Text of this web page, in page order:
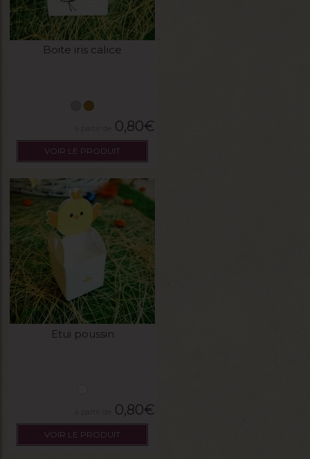
Boite iris calice
0,80€
VOIR LE PRODUIT
Etui poussin
0,80€
VOIR LE PRODUIT